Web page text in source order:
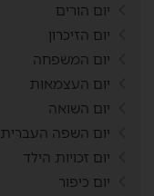
יום הורים
יום הזיכרון
יום המשפחה
יום העצמאות
יום השואה
יום השפה העברית
יום זכויות הילד
יום כיפור